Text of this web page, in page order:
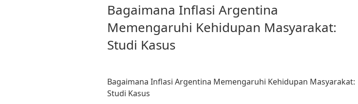
Bagaimana Inflasi Argentina
Memengaruhi Kehidupan Masyarakat:
Studi Kasus
Bagaimana Inflasi Argentina Memengaruhi Kehidupan Masyarakat:
Studi Kasus